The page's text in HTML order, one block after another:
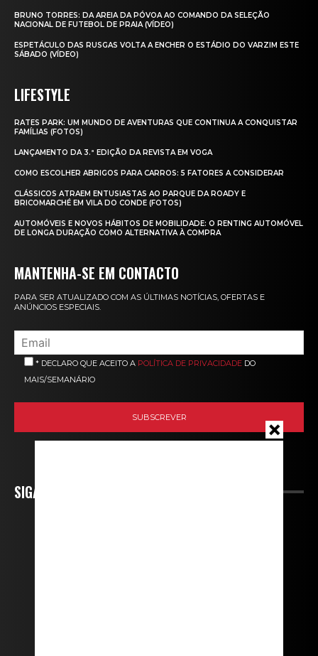
BRUNO TORRES: DA AREIA DA PÓVOA AO COMANDO DA SELEÇÃO
NACIONAL DE FUTEBOL DE PRAIA (VÍDEO)
ESPETÁCULO DAS RUSGAS VOLTA A ENCHER O ESTÁDIO DO VARZIM ESTE
SÁBADO (VÍDEO)
LIFESTYLE
RATES PARK: UM MUNDO DE AVENTURAS QUE CONTINUA A CONQUISTAR
FAMÍLIAS (FOTOS)
LANÇAMENTO DA 3.ª EDIÇÃO DA REVISTA EM VOGA
COMO ESCOLHER ABRIGOS PARA CARROS: 5 FATORES A CONSIDERAR
CLÁSSICOS ATRAEM ENTUSIASTAS AO PARQUE DA ROADY E
BRICOMARCHÉ EM VILA DO CONDE (FOTOS)
AUTOMÓVEIS E NOVOS HÁBITOS DE MOBILIDADE: O RENTING AUTOMÓVEL
DE LONGA DURAÇÃO COMO ALTERNATIVA À COMPRA
MANTENHA-SE EM CONTACTO
PARA SER ATUALIZADO COM AS ÚLTIMAS NOTÍCIAS, OFERTAS E
ANÚNCIOS ESPECIAIS.
* DECLARO QUE ACEITO A POLÍTICA DE PRIVACIDADE DO
MAIS/SEMANÁRIO
SIGA-NOS